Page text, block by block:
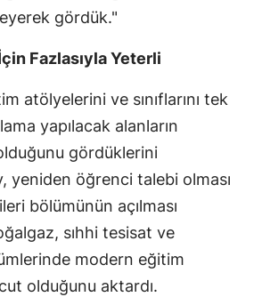
Tokat
Trabzon
Tunceli
Uşak
Van
gördük."
Fazlasıyla Yeterli
atölyelerini ve sınıflarını tek
yapılacak alanların
gördüklerini
yeniden öğrenci talebi olması
bölümünün açılması
sıhhi tesisat ve
modern eğitim
olduğunu aktardı.